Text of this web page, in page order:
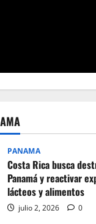
PANAMA
Costa Rica busca
Panamá y reactivar
lácteos y alimentos
julio 2, 2026 0